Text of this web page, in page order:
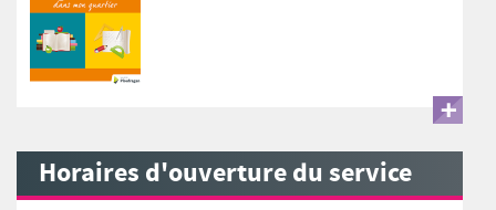
Horaires d'ouverture du service